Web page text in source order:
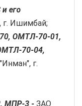
его
г. Ишимбай;
ОМТЛ-70-01,
70-04,
г.
МПР-3 - ЗАО